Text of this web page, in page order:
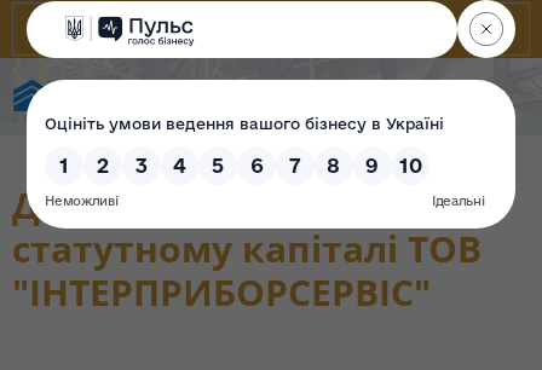
Державна частка у
статутному капіталі ТОВ
"ІНТЕРПРИБОРСЕРВІС"